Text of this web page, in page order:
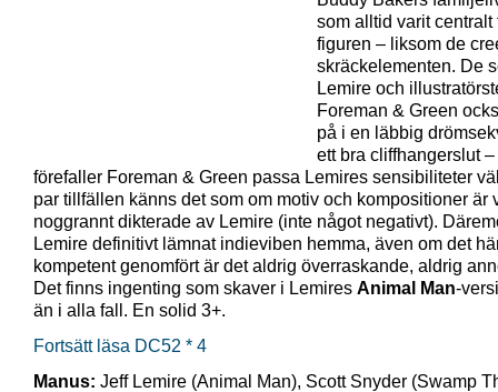
som alltid varit centralt
figuren – liksom de
skräckelementen. De
Lemire och
Foreman & Green
på i en läbbig
ett bra cliffhangerslut
förefaller Foreman & Green passa Lemires sensibiliteter
par tillfällen känns det som om motiv och kompositioner är
noggrannt dikterade av Lemire (inte något negativt).
Lemire definitivt lämnat indieviben hemma, även om det
kompetent genomfört är det aldrig överraskande, aldrig
Det finns ingenting som skaver i Lemires Animal Man-
än i alla fall. En solid 3+.
Fortsätt läsa DC52 * 4
Manus: Jeff Lemire (Animal Man), Scott Snyder (Swamp